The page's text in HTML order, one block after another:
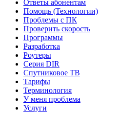
Ответы абонентам
Помощь (Технологии)
Проблемы с ПК
Проверить скорость
Программы
Разработка
Роутеры
Серия DIR
Спутниковое ТВ
Тарифы
Терминология
У меня проблема
Услуги